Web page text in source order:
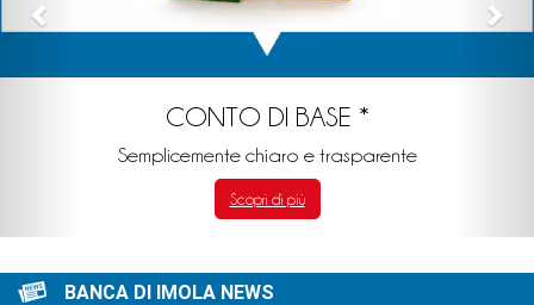
CONTO DI BASE *
Semplicemente chiaro e trasparente
Scopri di più
BANCA DI IMOLA NEWS